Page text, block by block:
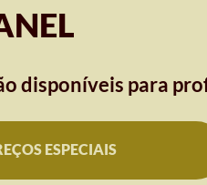
disponíveis para
ESPECIAIS